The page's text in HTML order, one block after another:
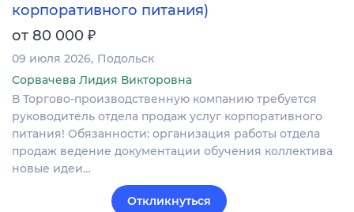
корпоративного питания)
от 80 000 ₽
09 июля 2026 Подольск
Сорвачева Лидия Викторовна
В Торгово-производственную компанию требуется
руководитель отдела продаж услуг корпоративного
питания! Обязанности: организация работы отдела
продаж ведение документации обучения коллектива
новые идеи…
Откликнуться